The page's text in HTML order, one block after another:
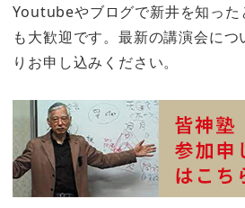
Youtubeやブログで新井を知った
も大歓迎です。最新の講演会につ
りお申し込みください。